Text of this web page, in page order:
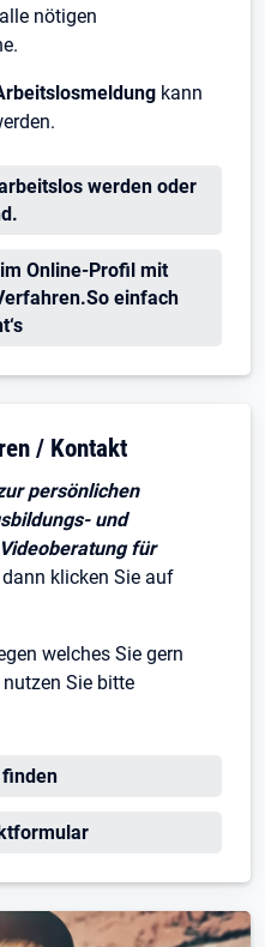
nötigen
kann
werden oder
Online-Profil mit
einfach
/ Kontakt
persönlichen
und
für
klicken Sie auf
welches Sie gern
Sie bitte
neuem Tab
Tab